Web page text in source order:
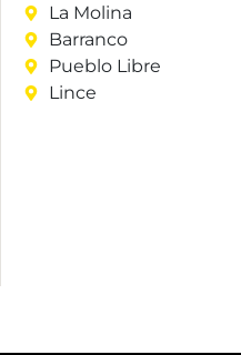
La Molina
Barranco
Pueblo Libre
Lince